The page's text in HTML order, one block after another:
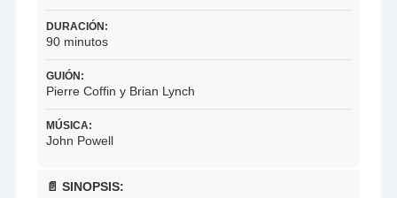
DURACIÓN:
90 minutos
GUIÓN:
Pierre Coffin y Brian Lynch
MÚSICA:
John Powell
📄 SINOPSIS: